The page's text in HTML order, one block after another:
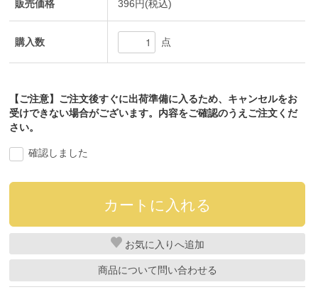
販売価格 396円(税込)
購入数 点
【ご注意】ご注文後すぐに出荷準備に入るため、キャンセルをお
受けできない場合がございます。内容をご確認のうえご注文くだ
さい。
確認しました
お気に入り
商品について問い合わせる